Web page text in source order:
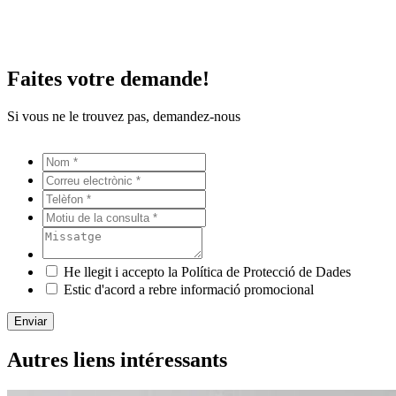
Faites votre demande!
Si vous ne le trouvez pas, demandez-nous
He llegit i accepto la Política de Protecció de Dades
Estic d'acord a rebre informació promocional
Enviar
Autres liens intéressants